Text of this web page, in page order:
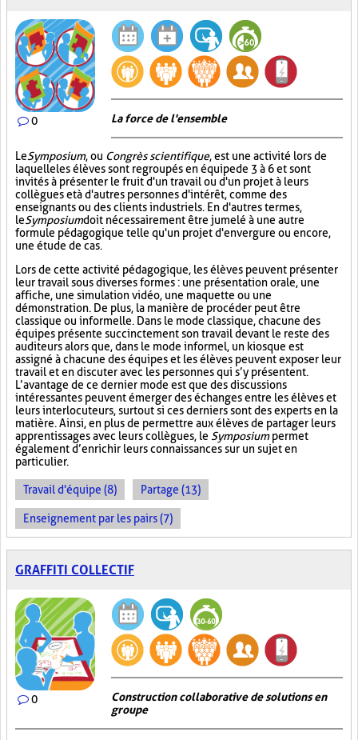
0 La force de l'ensemble
LeSymposium, ou Congrès scientifique, est une activité lors de
laquelle les élèves sont regroupés en équipe de 3 à 6 et sont
invités à présenter le fruit d'un travail ou d'un projet à leurs
collègues et à d'autres personnes d'intérêt, comme des
enseignants ou des clients industriels. En d'autres termes,
leSymposiumdoit nécessairement être jumelé à une autre
formule pédagogique telle qu'un projet d'envergure ou encore,
une étude de cas.
Lors de cette activité pédagogique, les élèves peuvent présenter
leur travail sous diverses formes : une présentation orale, une
affiche, une simulation vidéo, une maquette ou une
démonstration. De plus, la manière de procéder peut être
classique ou informelle. Dans le mode classique, chacune des
équipes présente succinctement son travail devant le reste des
auditeurs alors que, dans le mode informel, un kiosque est
assigné à chacune des équipes et les élèves peuvent exposer leur
travail et en discuter avec les personnes qui s’y présentent.
L’avantage de ce dernier mode est que des discussions
intéressantes peuvent émerger des échanges entre les élèves et
leurs interlocuteurs, surtout si ces derniers sont des experts en la
matière. Ainsi, en plus de permettre aux élèves de partager leurs
apprentissages avec leurs collègues, le Symposiumpermet
également d’enrichir leurs connaissances sur un sujet en
particulier.
Travail d'équipe (8) Partage (13)
Enseignement par les pairs (7)
GRAFFITI COLLECTIF
0
Construction collaborative de solutions en
groupe